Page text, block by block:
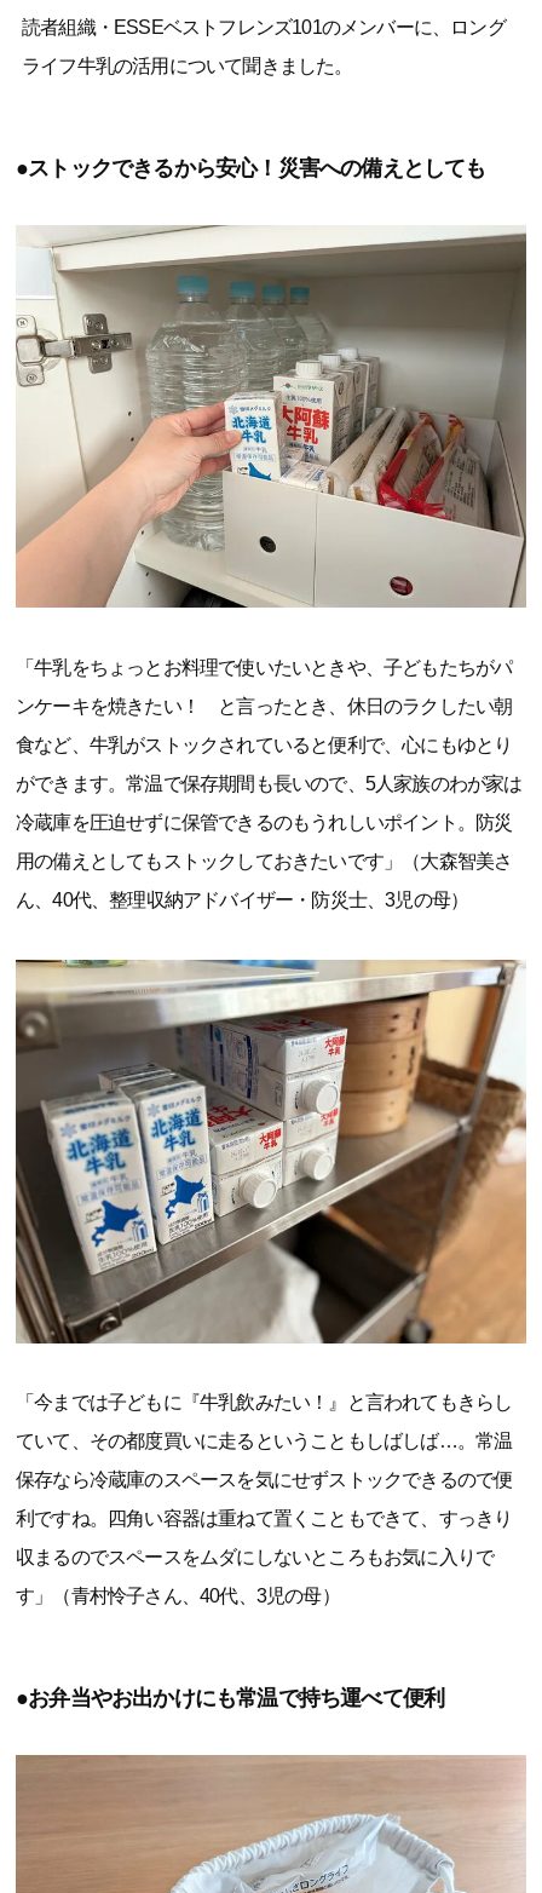
読者組織・ESSEベストフレンズ101のメンバーに、ロング
ライフ牛乳の活用について聞きました。
●ストックできるから安心！災害への備えとしても
「牛乳をちょっとお料理で使いたいときや、子どもたちがパ
ンケーキを焼きたい！ と言ったとき、休日のラクしたい朝
食など、牛乳がストックされていると便利で、心にもゆとり
ができます。常温で保存期間も長いので、5人家族のわが家は
冷蔵庫を圧迫せずに保管できるのもうれしいポイント。防災
用の備えとしてもストックしておきたいです」（大森智美さ
ん、40代、整理収納アドバイザー・防災士、3児の母）
「今までは子どもに『牛乳飲みたい！』と言われてもきらし
ていて、その都度買いに走るということもしばしば…。常温
保存なら冷蔵庫のスペースを気にせずストックできるので便
利ですね。四角い容器は重ねて置くこともできて、すっきり
収まるのでスペースをムダにしないところもお気に入りで
す」（青村怜子さん、40代、3児の母）
●お弁当やお出かけにも常温で持ち運べて便利